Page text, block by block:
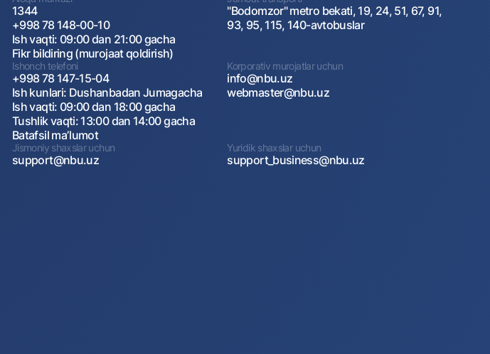
1344
+998 78 148-00-10
Ish vaqti: 09:00 dan 21:00 gacha
Fikr bildiring (murojaat qoldirish)
"Bodomzor" metro bekati, 19, 24, 51, 67, 91,
93, 95, 115, 140-avtobuslar
Ishonch telefoni
+998 78 147-15-04
Ish kunlari: Dushanbadan Jumagacha
Ish vaqti: 09:00 dan 18:00 gacha
Tushlik vaqti: 13:00 dan 14:00 gacha
Batafsil maʼlumot
Korporativ murojatlar uchun
info@nbu.uz
webmaster@nbu.uz
Jismoniy shaxslar uchun
support@nbu.uz
Yuridik shaxslar uchun
support_business@nbu.uz